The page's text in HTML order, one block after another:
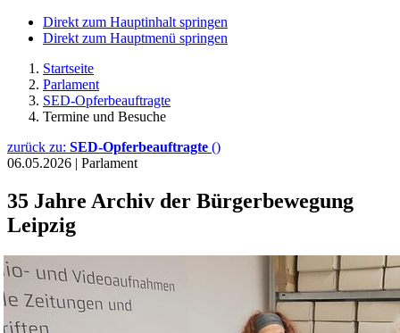
Direkt zum Hauptinhalt springen
Direkt zum Hauptmenü springen
Startseite
Parlament
SED-Opferbeauftragte
Termine und Besuche
zurück zu: SED-Opferbeauftragte ()
06.05.2026 | Parlament
35 Jahre Archiv der Bürgerbewegung
Leipzig